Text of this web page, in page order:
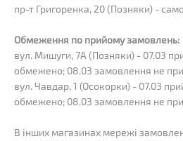
пр-т Григоренка, 20 (Позняки) -
Обмеження по прийому замовлень:
вул. Мишуги, 7А (Позняки) - 07.03
обмежено; 08.03 замовлення не
вул. Чавдар, 1 (Осокорки) - 07.03
обмежено; 08.03 замовлення не
В інших магазинах мережі